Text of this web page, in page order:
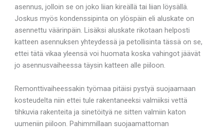
asennus, jolloin se on joko liian kireällä tai liian löysällä.
Joskus myös kondenssipinta on ylöspäin eli aluskate on
asennettu väärinpäin. Lisäksi aluskate rikotaan helposti
katteen asennuksen yhteydessä ja petollisinta tässä on se,
ettei tätä vikaa yleensä voi huomata koska vahingot jäävät
jo asennusvaiheessa täysin katteen alle piiloon.
Remonttivaiheessakin työmaa pitäisi pystyä suojaamaan
kosteudelta niin ettei tule rakentaneeksi valmiiksi vettä
tihkuvia rakenteita ja sinetöityä ne sitten valmiin katon
uumeniin piiloon. Pahimmillaan suojaamattoman